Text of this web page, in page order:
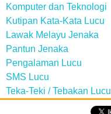
Komputer dan Teknologi
Kutipan Kata-Kata Lucu
Lawak Melayu Jenaka
Pantun Jenaka
Pengalaman Lucu
SMS Lucu
Teka-Teki / Tebakan Lucu